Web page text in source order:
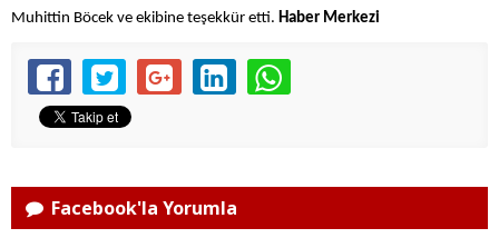
Muhittin Böcek ve ekibine teşekkür etti. Haber Merkezi
Facebook'la Yorumla